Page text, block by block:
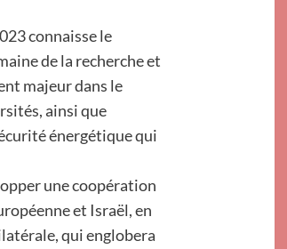
connaisse le
de la recherche et
majeur dans le
ainsi que
énergétique qui
une coopération
et Israël, en
qui englobera